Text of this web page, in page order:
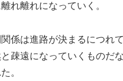
れ離れになっていく。
係は進路が決まるにつれ
疎遠になっていくものだ
。